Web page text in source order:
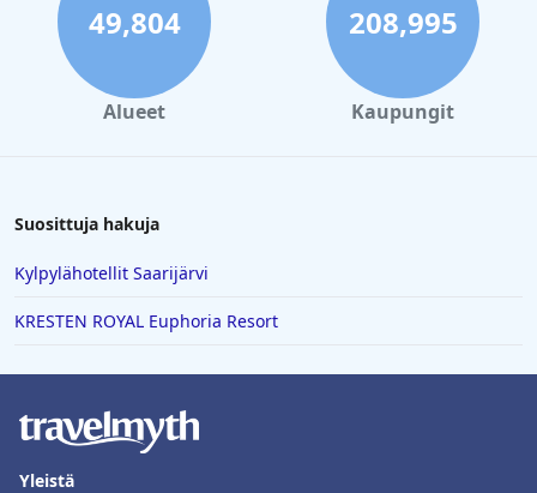
49,804
Alueet
208,995
Kaupungit
Suosittuja hakuja
Kylpylähotellit Saarijärvi
KRESTEN ROYAL Euphoria Resort
Yleistä